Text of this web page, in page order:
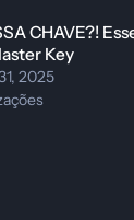
CHAVE?!
Key
2025